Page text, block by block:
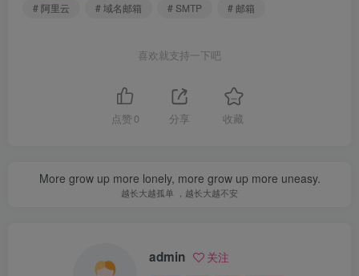
# 阿里云
# 域名邮箱 # SMTP # 邮箱
喜欢就支持一下吧
点赞 0 分享 收藏
More grow up more lonely, more grow up more uneasy.
越长大越孤单 ，越长大越不安
admin 关注